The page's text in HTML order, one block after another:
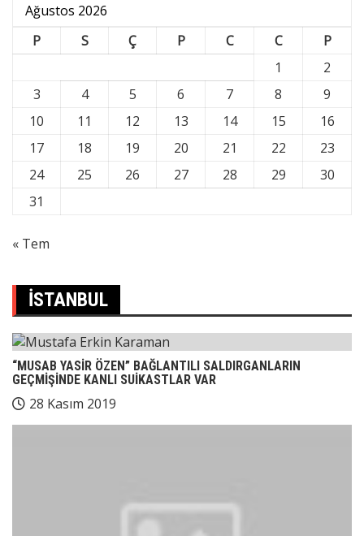
Ağustos 2026
P
S Ç P C C
P
1
2
3
4 5 6 7 8
9
10
11 12 13 14 15
16
17
18 19 20 21 22
23
24
25 26 27 28 29
30
31
« Tem
İSTANBUL
“MUSAB YASİR ÖZEN” BAĞLANTILI SALDIRGANLARIN
GEÇMİŞİNDE KANLI SUİKASTLAR VAR
28 Kasım 2019